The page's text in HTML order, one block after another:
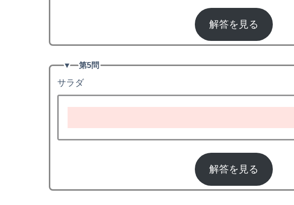
解答を見る
▼第5問
サラダ
解答を見る